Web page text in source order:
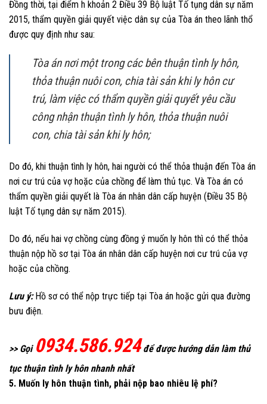
Đồng thời, tại điểm h khoản 2 Điều 39 Bộ luật Tố tụng dân sự năm
2015, thẩm quyền giải quyết việc dân sự của Tòa án theo lãnh thổ
được quy định như sau:
Tòa án nơi một trong các bên thuận tình ly hôn,
thỏa thuận nuôi con, chia tài sản khi ly hôn cư
trú, làm việc có thẩm quyền giải quyết yêu cầu
công nhận thuận tình ly hôn, thỏa thuận nuôi
con, chia tài sản khi ly hôn;
Do đó, khi thuận tình ly hôn, hai người có thể thỏa thuận đến Tòa án
nơi cư trú của vợ hoặc của chồng để làm thủ tục. Và Tòa án có
thẩm quyền giải quyết là Tòa án nhân dân cấp huyện (Điều 35 Bộ
luật Tố tụng dân sự năm 2015).
Do đó, nếu hai vợ chồng cùng đồng ý muốn ly hôn thì có thể thỏa
thuận nộp hồ sơ tại Tòa án nhân dân cấp huyện nơi cư trú của vợ
hoặc của chồng.
Lưu ý:Hồ sơ có thể nộp trực tiếp tại Tòa án hoặc gửi qua đường
bưu điện.
>> Gọi 0934.586.924để được hướng dẫn làm thủ
tục thuận tình ly hôn nhanh nhất
5. Muốn ly hôn thuận tình, phải nộp bao nhiêu lệ phí?